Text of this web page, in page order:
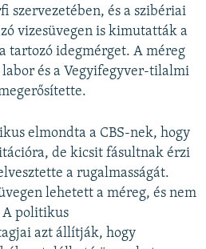
szervezetében, és a szibériai
vizesüvegen is kimutatták a
tartozó idegmérget. A méreg
és a Vegyifegyver-tilalmi
elmondta a CBS-nek, hogy
de kicsit fásultnak érzi
a rugalmasságát.
lehetett a méreg, és nem
A politikus
azt állítják, hogy